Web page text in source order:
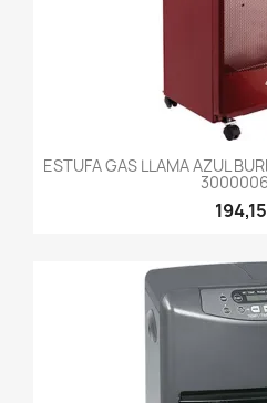
ESTUFA GAS LLAMA AZUL